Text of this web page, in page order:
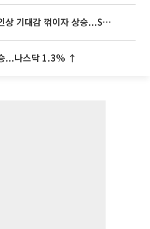
뉴욕증시, 연준 금리인상 기대감 꺾이자 상승...S&P500 사상 최고치 [종합]
...나스닥 1.3% ↑